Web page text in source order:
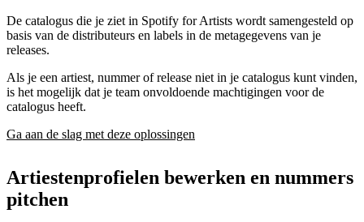
De catalogus die je ziet in Spotify for Artists wordt samengesteld op
basis van de distributeurs en labels in de metagegevens van je
releases.
Als je een artiest, nummer of release niet in je catalogus kunt vinden,
is het mogelijk dat je team onvoldoende machtigingen voor de
catalogus heeft.
Ga aan de slag met deze oplossingen
Artiestenprofielen bewerken en nummers
pitchen